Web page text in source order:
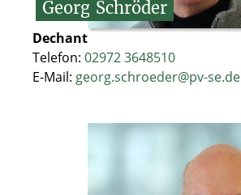
Georg Schröder
Dechant
Telefon: 02972 3648510
E-Mail: georg.schroeder@pv-se.de